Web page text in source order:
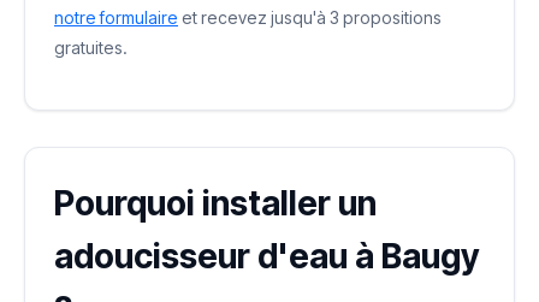
notre formulaire et recevez jusqu'à 3 propositions
gratuites.
Pourquoi installer un
adoucisseur d'eau à Baugy